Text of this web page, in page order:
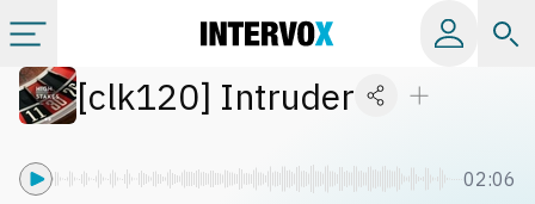
Kategorien
Alle Alben
[clk120] Intruder
02:06